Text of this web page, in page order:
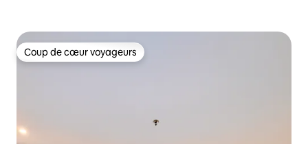
Coup de cœur voyageurs
Coup de cœur voyageurs